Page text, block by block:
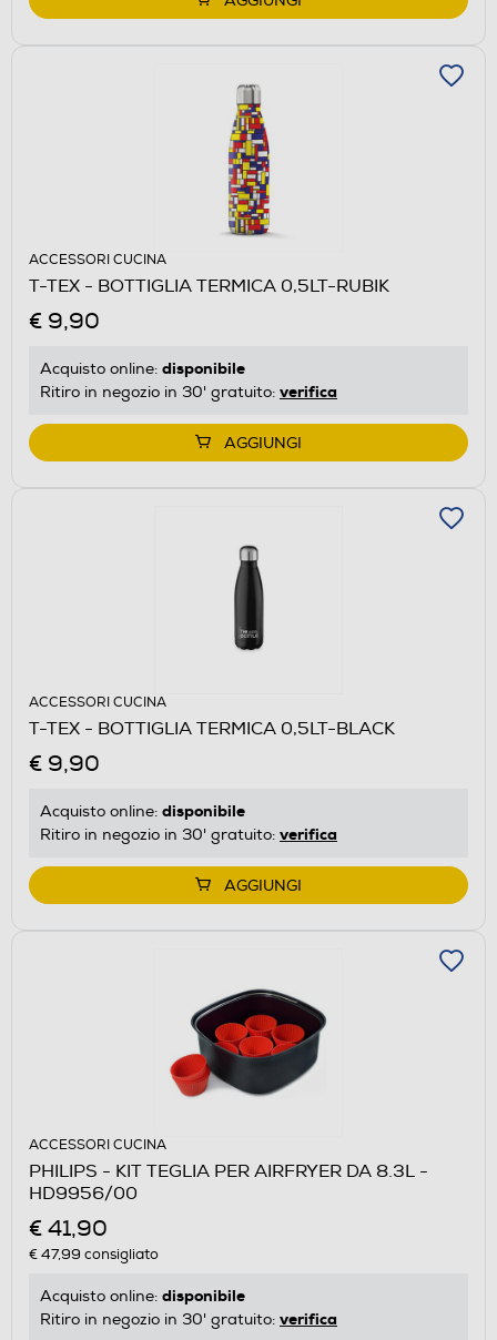
ACCESSORI CUCINA
T-TEX - BOTTIGLIA TERMICA 0,5LT-RUBIK
€ 9,90
Acquisto online: disponibile
Ritiro in negozio in 30' gratuito: verifica
AGGIUNGI
ACCESSORI CUCINA
T-TEX - BOTTIGLIA TERMICA 0,5LT-BLACK
€ 9,90
Acquisto online: disponibile
Ritiro in negozio in 30' gratuito: verifica
AGGIUNGI
ACCESSORI CUCINA
PHILIPS - KIT TEGLIA PER AIRFRYER DA 8.3L -
HD9956/00
€ 41,90
€ 47,99 consigliato
Acquisto online: disponibile
Ritiro in negozio in 30' gratuito: verifica